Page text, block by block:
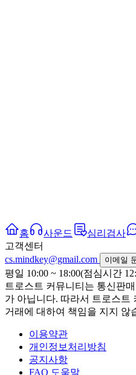
홈 사운드 심리검사
고객센터
cs.mindkey@gmail.com
이메일
평일 10:00 ~ 18:00(점심시간
트로스트 커뮤니티는 통신판
가 아닙니다. 따라서 트로스트
거래에 대하여 책임을 지지 않
이용약관
개인정보처리방침
공지사항
FAQ 도움말